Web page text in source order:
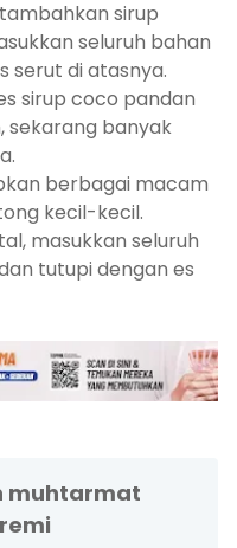
sirup
seluruh bahan
serut di atasnya.
sirup coco pandan
sekarang banyak
berbagai macam
kecil-kecil.
masukkan seluruh
tutupi dengan es
muhtarmat